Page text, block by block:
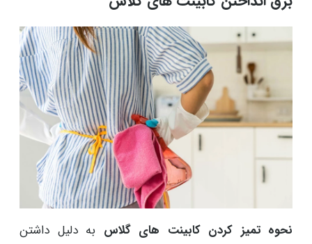
نحوه تمیز کردن کابینت های گلاس به دلیل داشتن